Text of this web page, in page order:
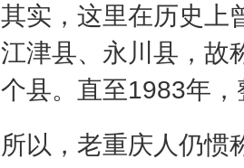
其实，这里在历史上
江津县、永川县，故
个县。直至1983年
所以，老重庆人仍惯